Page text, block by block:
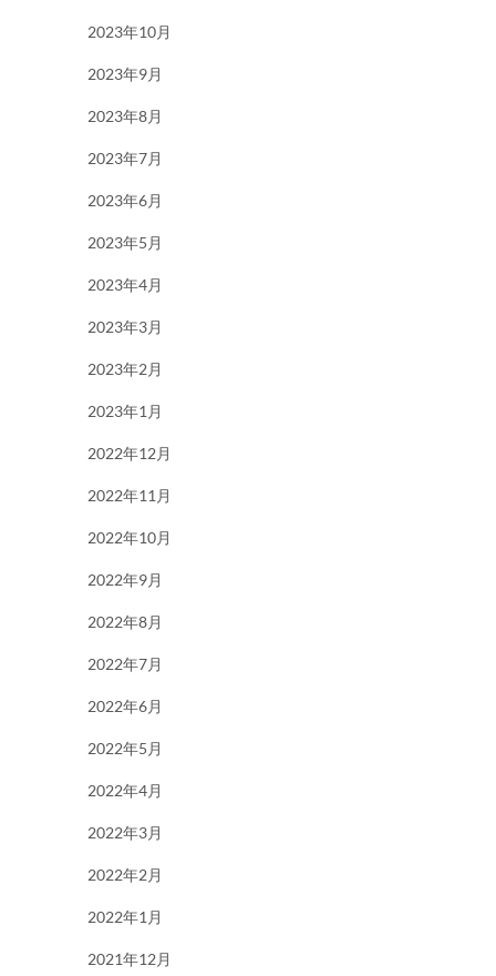
2023年10月
2023年9月
2023年8月
2023年7月
2023年6月
2023年5月
2023年4月
2023年3月
2023年2月
2023年1月
2022年12月
2022年11月
2022年10月
2022年9月
2022年8月
2022年7月
2022年6月
2022年5月
2022年4月
2022年3月
2022年2月
2022年1月
2021年12月